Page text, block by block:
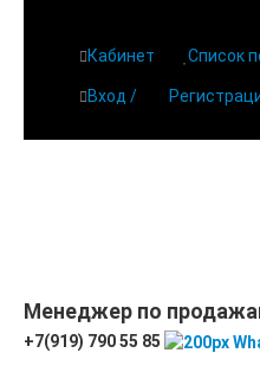
Кабинет Список
Вход /
Менеджер по
+7(919) 790 55 85